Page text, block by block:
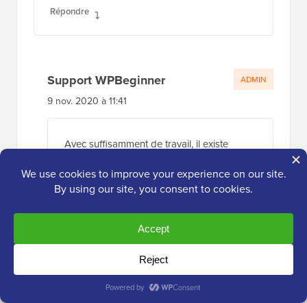
Répondre
Support WPBeginner
9 nov. 2020 à 11:41
Avec suffisamment de travail, il existe
pour empêcher la copie de texte, car le but
d'un site Web est de partager des
informations, mais c'est une façon de
rendre ce processus plus difficile.
ADMIN